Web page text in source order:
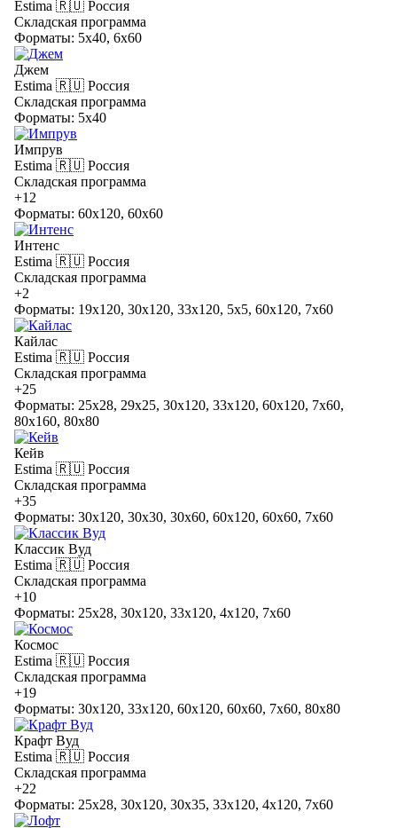
Estima 🇷🇺 Россия
Складская программа
Форматы: 5x40, 6x60
Джем
Estima 🇷🇺 Россия
Складская программа
Форматы: 5x40
Импрув
Estima 🇷🇺 Россия
Складская программа
+12
Форматы: 60x120, 60x60
Интенс
Estima 🇷🇺 Россия
Складская программа
+2
Форматы: 19x120, 30x120, 33x120, 5x5, 60x120, 7x60
Кайлас
Estima 🇷🇺 Россия
Складская программа
+25
Форматы: 25x28, 29x25, 30x120, 33x120, 60x120, 7x60,
80x160, 80x80
Кейв
Estima 🇷🇺 Россия
Складская программа
+35
Форматы: 30x120, 30x30, 30x60, 60x120, 60x60, 7x60
Классик Вуд
Estima 🇷🇺 Россия
Складская программа
+10
Форматы: 25x28, 30x120, 33x120, 4x120, 7x60
Космос
Estima 🇷🇺 Россия
Складская программа
+19
Форматы: 30x120, 33x120, 60x120, 60x60, 7x60, 80x80
Крафт Вуд
Estima 🇷🇺 Россия
Складская программа
+22
Форматы: 25x28, 30x120, 30x35, 33x120, 4x120, 7x60